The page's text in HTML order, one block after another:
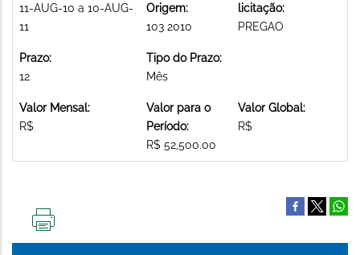
11-AUG-10 a 10-AUG-
11
Origem:
103 2010
licitação:
PREGAO
Prazo:
12
Tipo do Prazo:
Mês
Valor Mensal:
R$
Valor para o
Período:
R$ 52,500.00
Valor Global:
R$